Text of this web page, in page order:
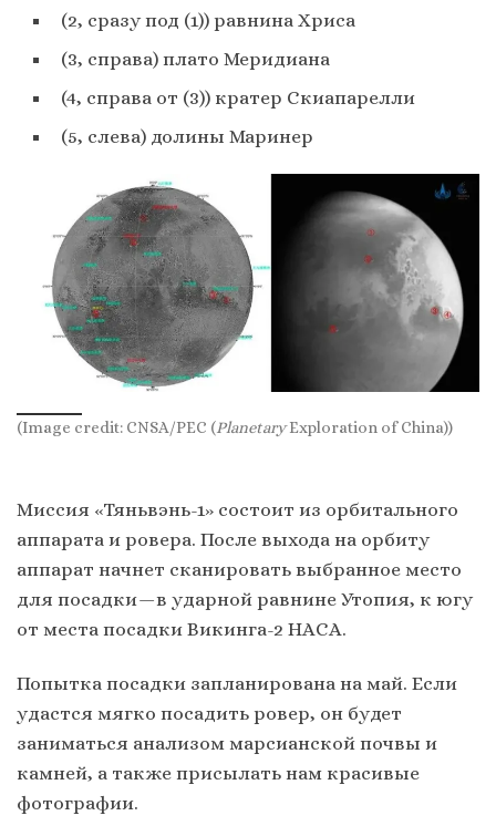
(2, сразу под (1)) равнина Хриса
(3, справа) плато Меридиана
(4, справа от (3)) кратер Скиапарелли
(5, слева) долины Маринер
(Image credit: CNSA/PEC (PlanetaryExploration of China))
Миссия «Тяньвэнь-1» состоит из орбитального
аппарата и ровера. После выхода на орбиту
аппарат начнет сканировать выбранное место
для посадки — в ударной равнине Утопия, к югу
от места посадки Викинга-2 НАСА.
Попытка посадки запланирована на май. Если
удастся мягко посадить ровер, он будет
заниматься анализом марсианской почвы и
камней, а также присылать нам красивые
фотографии.